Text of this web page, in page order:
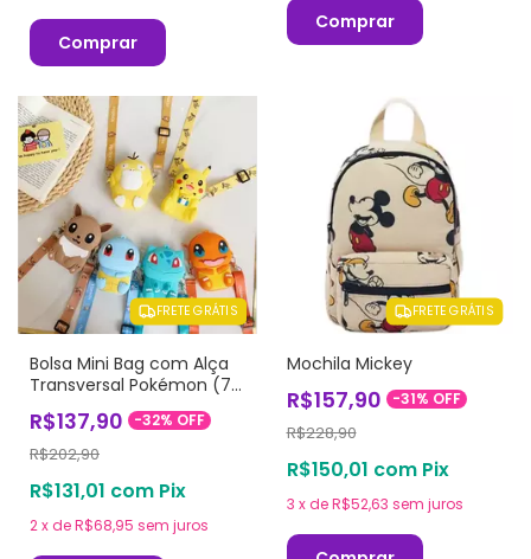
Comprar
Comprar
FRETE GRÁTIS
Bolsa Mini Bag com Alça
Transversal Pokémon (7
modelos)
R$137,90 -32% OFF
R$202,90
R$131,01 com Pix
2xdeR$68,95 sem juros
FRETE GRÁTIS
Mochila Mickey
R$157,90 -31% OFF
R$228,90
R$150,01 com Pix
3 xdeR$52,63 sem juros